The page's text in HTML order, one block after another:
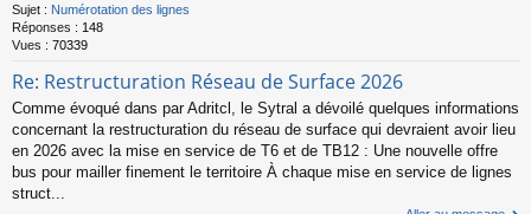
Sujet : Numérotation des lignes
Réponses : 148
Vues : 70339
Re: Restructuration Réseau de Surface 2026
Comme évoqué dans par Adritcl, le Sytral a dévoilé quelques informations
concernant la restructuration du réseau de surface qui devraient avoir lieu
en 2026 avec la mise en service de T6 et de TB12 : Une nouvelle offre
bus pour mailler finement le territoire À chaque mise en service de lignes
struct...